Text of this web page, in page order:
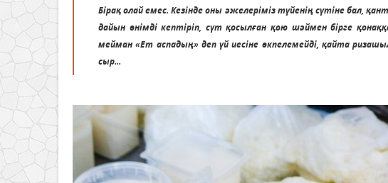
Бірақ олай емес. Кезінде оны әжелеріміз түйенің сүтіне бал,
дайын өнімді кептіріп, сүт қосылған қою шәймен бірге
мейман «Ет аспадың» деп үй иесіне өкпелемейді, қайта
сыр...